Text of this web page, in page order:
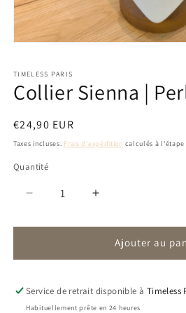
1
dans
une
modale
TIMELESS PARIS
Collier Sienna |
Prix
habituel
€24,90 EUR
Taxes incluses. Frais d'expédition calculés à l'étape
Quantité
Réduire
quantité
Collier
|
Perle
Augmenter
quantité
Collier
|
Perle
Ajouter au
Service de retrait disponible à Timeless
Habituellement prête en 24 heures